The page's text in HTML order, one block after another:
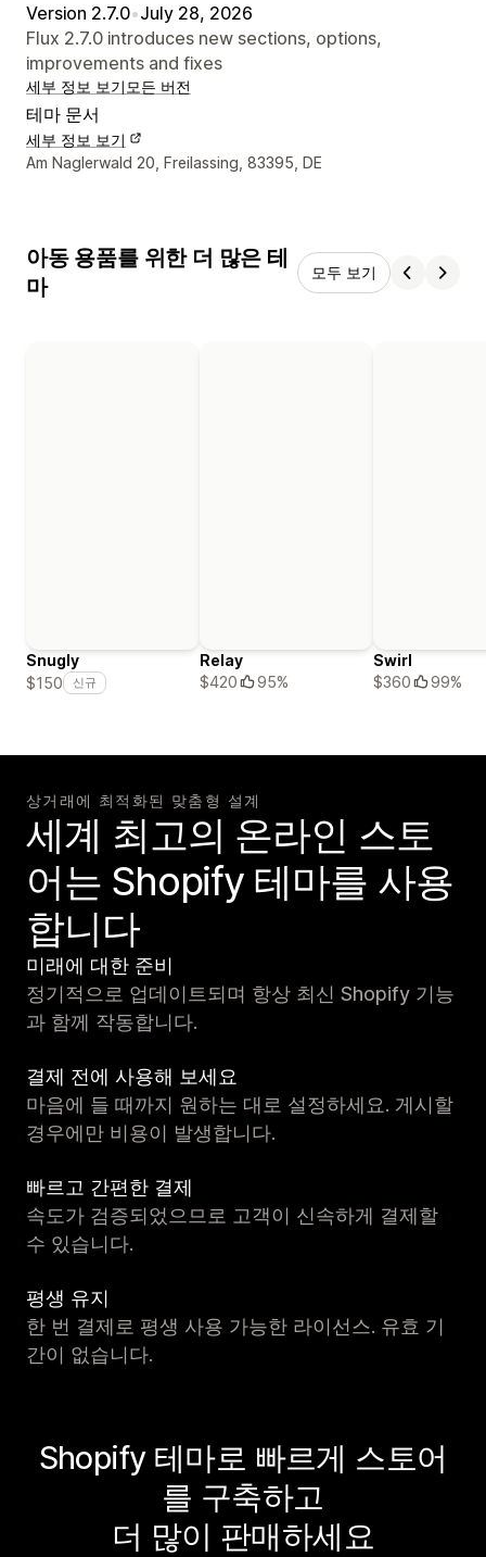
Version 2.7.0•July 28, 2026
Flux 2.7.0 introduces new sections, options,
improvements and fixes
세부 정보 보기 모든 버전
테마 문서
세부 정보 보기
디자이너 연락처 세부 정보
Am Naglerwald 20, Freilassing, 83395, DE
아동 용품를 위한 더 많은 테
마
모두 보기
Snugly
$150
신규
Relay
$420
95%
Swirl
$360
99%
상거래에 최적화된 맞춤형 설계
세계 최고의 온라인 스토
어는 Shopify 테마를 사용
합니다
미래에 대한 준비
정기적으로 업데이트되며 항상 최신 Shopify 기능
과 함께 작동합니다.
결제 전에 사용해 보세요
마음에 들 때까지 원하는 대로 설정하세요. 게시할
경우에만 비용이 발생합니다.
빠르고 간편한 결제
속도가 검증되었으므로 고객이 신속하게 결제할
수 있습니다.
평생 유지
한 번 결제로 평생 사용 가능한 라이선스. 유효 기
간이 없습니다.
Shopify 테마로 빠르게 스토어
를 구축하고
더 많이 판매하세요